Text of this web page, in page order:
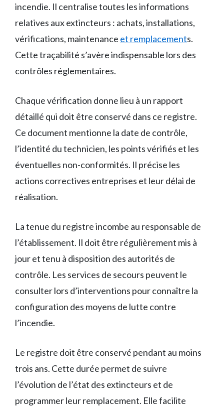
incendie. Il centralise toutes les informations
relatives aux extincteurs : achats, installations,
vérifications, maintenance et remplacements.
Cette traçabilité s’avère indispensable lors des
contrôles réglementaires.
Chaque vérification donne lieu à un rapport
détaillé qui doit être conservé dans ce registre.
Ce document mentionne la date de contrôle,
l’identité du technicien, les points vérifiés et les
éventuelles non-conformités. Il précise les
actions correctives entreprises et leur délai de
réalisation.
La tenue du registre incombe au responsable de
l’établissement. Il doit être régulièrement mis à
jour et tenu à disposition des autorités de
contrôle. Les services de secours peuvent le
consulter lors d’interventions pour connaître la
configuration des moyens de lutte contre
l’incendie.
Le registre doit être conservé pendant au moins
trois ans. Cette durée permet de suivre
l’évolution de l’état des extincteurs et de
programmer leur remplacement. Elle facilite